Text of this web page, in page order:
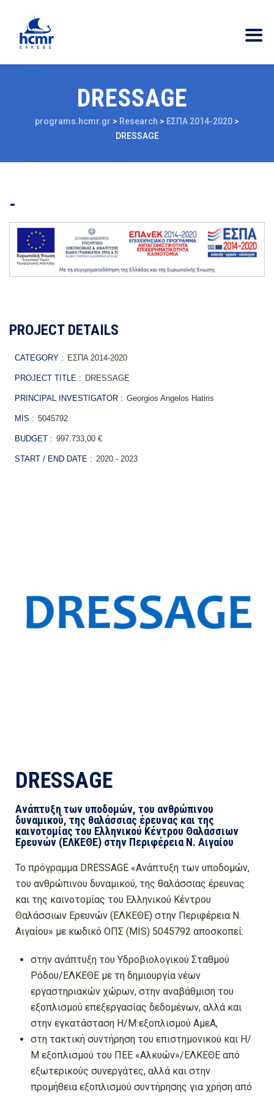
DRESSAGE
programs.hcmr.gr > Research > ΕΣΠΑ 2014-2020 >
DRESSAGE
-
PROJECT DETAILS
CATEGORY : ΕΣΠΑ 2014-2020
PROJECT TITLE : DRESSAGE
PRINCIPAL INVESTIGATOR : Georgios Angelos Hatiris
MIS : 5045792
BUDGET : 997.733,00 €
START / END DATE : 2020 - 2023
DRESSAGE
Ανάπτυξη των υποδομών, του ανθρώπινου
δυναμικού, της θαλάσσιας έρευνας και της
καινοτομίας του Ελληνικού Κέντρου Θαλάσσιων
Ερευνών (ΕΛΚΕΘΕ) στην Περιφέρεια Ν. Αιγαίου
Το πρόγραμμα DRESSAGE «Ανάπτυξη των υποδομών,
του ανθρώπινου δυναμικού, της θαλάσσιας έρευνας
και της καινοτομίας του Ελληνικού Κέντρου
Θαλάσσιων Ερευνών (ΕΛΚΕΘΕ) στην Περιφέρεια Ν.
Αιγαίου» με κωδικό ΟΠΣ (MIS) 5045792 αποσκοπεί:
στην ανάπτυξη του Υδροβιολογικού Σταθμού
Ρόδου/ΕΛΚΕΘΕ με τη δημιουργία νέων
εργαστηριακών χώρων, στην αναβάθμιση του
εξοπλισμού επεξεργασίας δεδομένων, αλλά και
στην εγκατάσταση Η/Μ εξοπλισμού ΑμεΑ,
στη τακτική συντήρηση του επιστημονικού και Η/
Μ εξοπλισμού του ΠΕΕ «Αλκυών»/ΕΛΚΕΘΕ από
εξωτερικούς συνεργάτες, αλλά και στην
προμήθεια εξοπλισμού συντήρησης για χρήση από